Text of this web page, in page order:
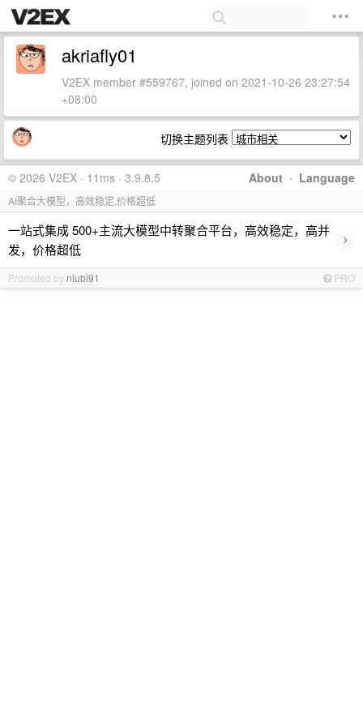
akriafly01
V2EX member #559767, joined on 2021-10-26 23:27:54
+08:00
切换主题列表
About · Language
© 2026 V2EX · 11ms · 3.9.8.5
AI聚合大模型，高效稳定,价格超低
一站式集成 500+主流大模型中转聚合平台，高效稳定，高并
发，价格超低
›
Promoted by niubi91 PRO